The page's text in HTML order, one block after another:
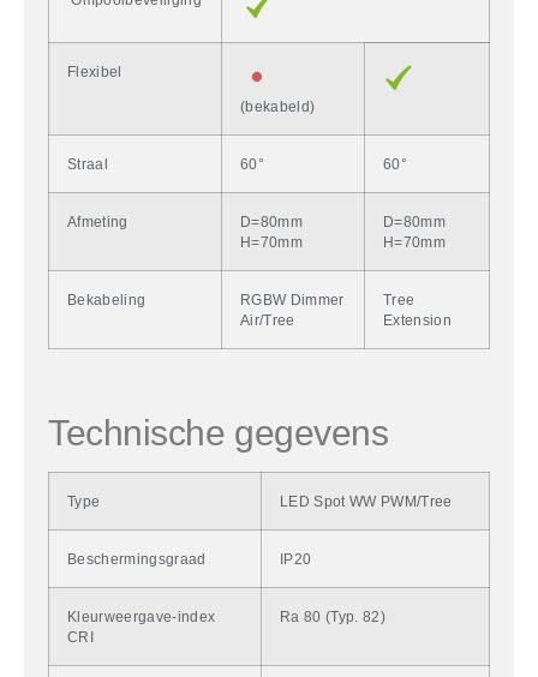
Flexibel
(bekabeld)
Straal 60° 60°
Afmeting
D=80mm
H=70mm
D=80mm
H=70mm
Bekabeling
RGBW Dimmer
Air/Tree
Tree
Extension
Technische gegevens
Type LED Spot WW PWM/Tree
Beschermingsgraad IP20
Kleurweergave-index
CRI
Ra 80 (Typ. 82)